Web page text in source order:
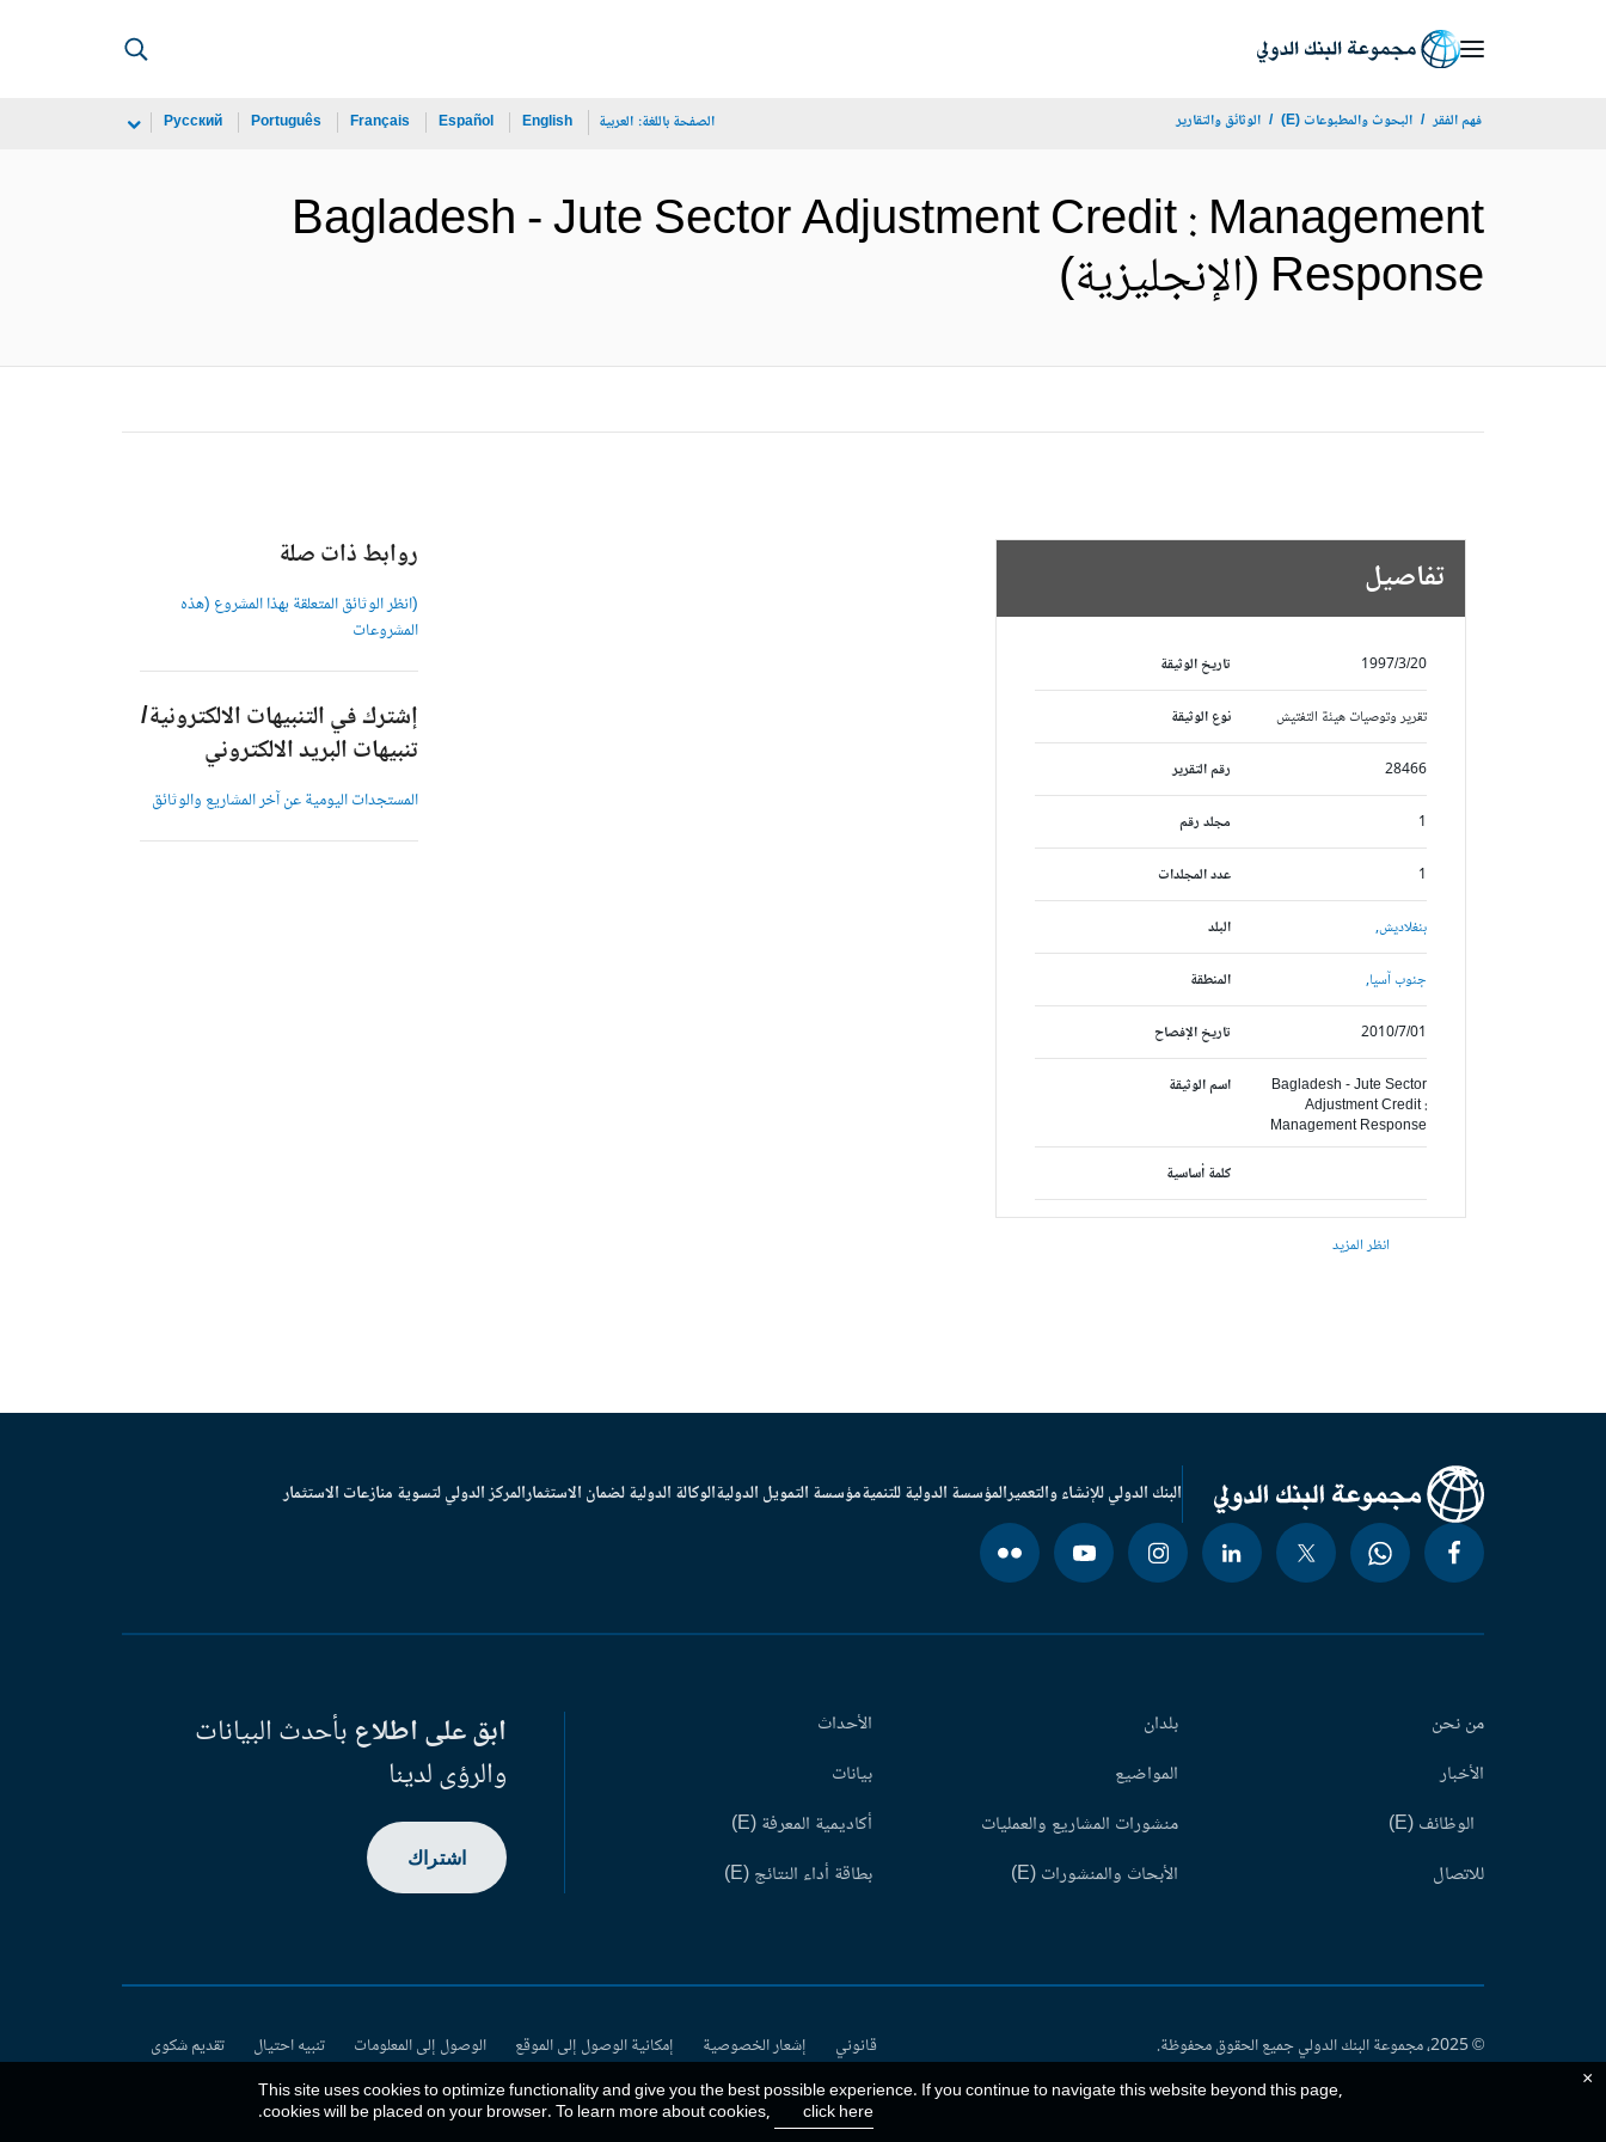
فهم الفقر البحوث والمطبوعات (E) الوثائق والتقارير الصفحة باللغة: العربية English
Español
Français
Português
Русский
Bagladesh - Jute Sector Adjustment Credit : Management
Response (الإنجليزية)
تفاصيل
تاريخ الوثيقة 1997/3/20
نوع الوثيقة تقرير وتوصيات هيئة التفتيش
رقم التقرير 28466
مجلد رقم 1
عدد المجلدات 1
البلد بنغلاديش,
المنطقة جنوب آسيا,
تاريخ الإفصاح 2010/7/01
اسم الوثيقة
Bagladesh - Jute Sector
Adjustment Credit :
Management Response
كلمة أساسية
انظر المزيد
روابط ذات صلة
(انظر الوثائق المتعلقة بهذا المشروع (هذه
المشروعات
إشترك في التنبيهات الالكترونية/
تنبيهات البريد الالكتروني
المستجدات اليومية عن آخر المشاريع والوثائق
البنك الدولي للإنشاء والتعميرالمؤسسة الدولية للتنميةمؤسسة التمويل الدوليةالوكالة الدولية لضمان الاستثمارالمركز الدولي لتسوية منازعات الاستثمار
من نحن
الأخبار
الوظائف (E)
للاتصال
بلدان
المواضيع
منشورات المشاريع والعمليات
الأبحاث والمنشورات (E)
الأحداث
بيانات
أكاديمية المعرفة (E)
بطاقة أداء النتائج (E)
ابق على اطلاعبأحدث البيانات
والرؤى لدينا
اشتراك
© 2025، مجموعة البنك الدولي جميع الحقوق محفوظة. قانوني إشعار الخصوصية إمكانية الوصول إلى الموقع الوصول إلى المعلومات تنبيه احتيال
تقديم شكوى
This site uses cookies to optimize functionality and give you the best possible experience. If you continue to navigate this website beyond this page,
cookies will be placed on your browser. To learn more about cookies, click here
.
×